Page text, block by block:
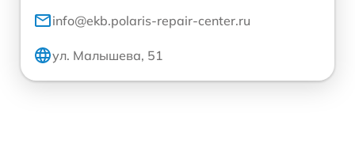
info@ekb.polaris-repair-center.ru
ул. Малышева, 51